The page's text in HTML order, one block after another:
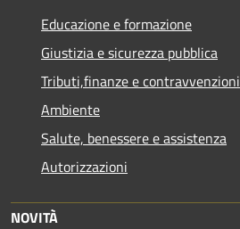
Educazione e formazione
Giustizia e sicurezza pubblica
Tributi,finanze e contravvenzioni
Ambiente
Salute, benessere e assistenza
Autorizzazioni
NOVITÀ